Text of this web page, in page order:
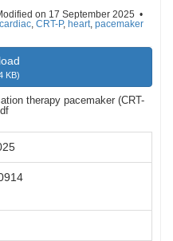
on 17 September 2025
cardiac, CRT-P, heart, pacemaker
KB)
therapy pacemaker (CRT-